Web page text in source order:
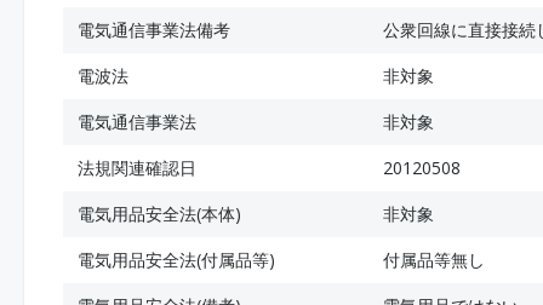
電気通信事業法備考
公衆回線に直接接続
電波法
非対象
電気通信事業法
非対象
法規関連確認日
20120508
電気用品安全法(本体)
非対象
電気用品安全法(付属品等)
付属品等無し